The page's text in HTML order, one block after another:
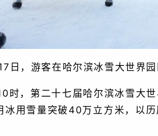
日，游客在哈尔滨冰雪大世界园
时，第二十七届哈尔滨冰雪大
冰用雪量突破40万立方米，以